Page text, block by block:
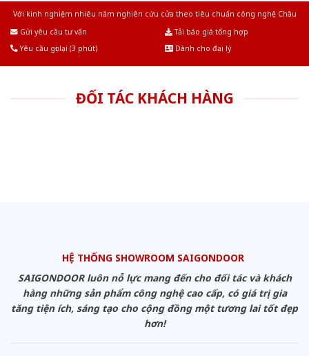
Với kinh nghiệm nhiêu năm nghiên cứu cửa theo tiêu chuẩn công nghệ Châu
Gửi yêu cầu tư vấn
Tải báo giá tổng hợp
Yêu cầu gọi lại (3 phút)
Dành cho đại lý
ĐỐI TÁC KHÁCH HÀNG
HỆ THỐNG SHOWROOM SAIGONDOOR
SAIGONDOOR luôn nỗ lực mang đến cho đối tác và khách
hàng những sản phẩm công nghệ cao cấp, có giá trị gia
tăng tiện ích, sáng tạo cho cộng đồng một tương lai tốt đẹp
hơn!